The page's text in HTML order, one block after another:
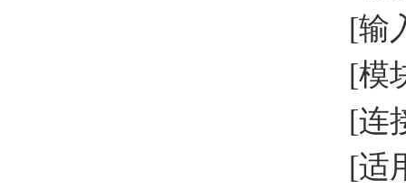
[输
[模
[连
[适